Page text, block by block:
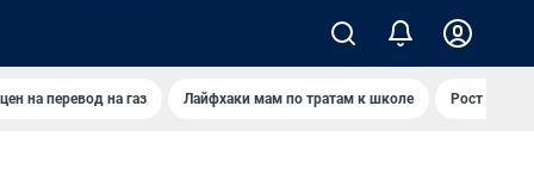
на перевод на газ Лайфхаки мам по тратам к школе Рост цен на